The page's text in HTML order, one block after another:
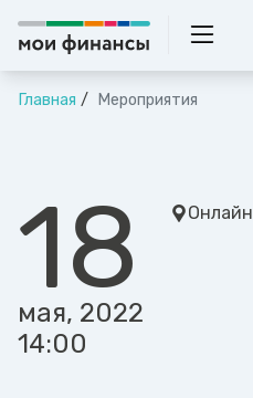
Главная Мероприятия
18
мая, 2022
14:00
Онлайн